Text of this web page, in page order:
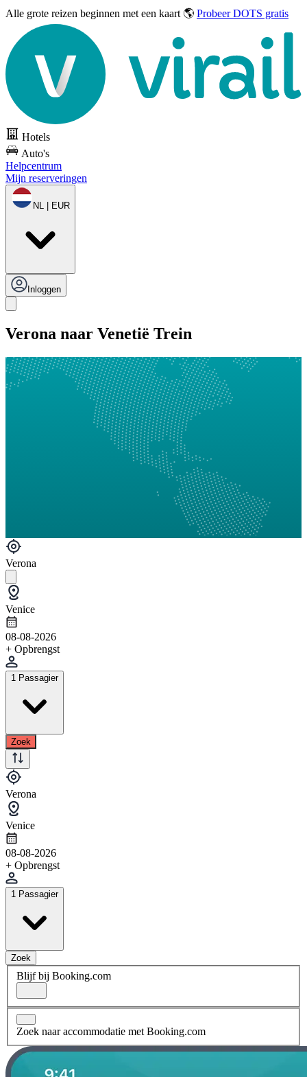
Alle grote reizen beginnen met een kaart 🌎 Probeer DOTS gratis
Hotels
Auto's
Helpcentrum
Mijn reserveringen
NL | EUR
Inloggen
Verona naar Venetië Trein
Verona
Venice
08-08-2026
+ Opbrengst
1 Passagier
Zoek
Verona
Venice
08-08-2026
+ Opbrengst
1 Passagier
Zoek
Blijf bij Booking.com
Zoek naar accommodatie met Booking.com